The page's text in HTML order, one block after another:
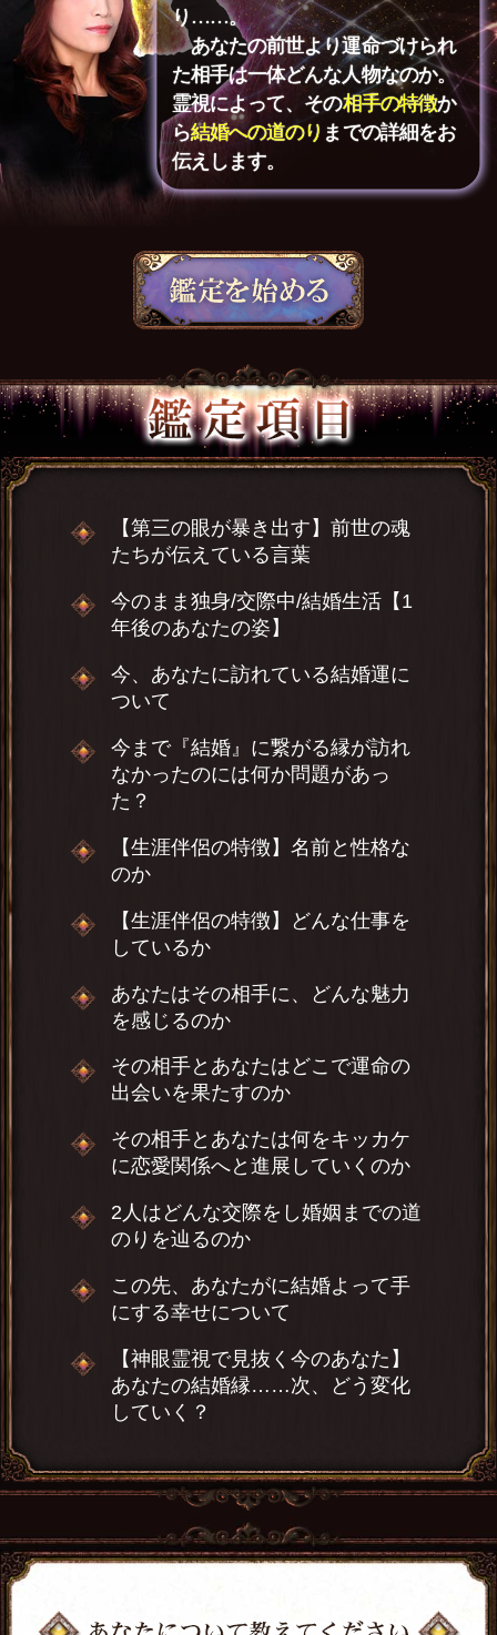
り……。
あなたの前世より運命づけられ
た相手は一体どんな人物なのか。
霊視によって、その相手の特徴か
ら結婚への道のり までの詳細をお
伝えします。
【第三の眼が暴き出す】前世の魂
たちが伝えている言葉
今のまま独身/交際中/結婚生活【1
年後のあなたの姿】
今、あなたに訪れている結婚運に
ついて
今まで『結婚』に繋がる縁が訪れ
なかったのには何か問題があっ
た？
【生涯伴侶の特徴】名前と性格な
のか
【生涯伴侶の特徴】どんな仕事を
しているか
あなたはその相手に、どんな魅力
を感じるのか
その相手とあなたはどこで運命の
出会いを果たすのか
その相手とあなたは何をキッカケ
に恋愛関係へと進展していくのか
2人はどんな交際をし婚姻までの道
のりを辿るのか
この先、あなたがに結婚よって手
にする幸せについて
【神眼霊視で見抜く今のあなた】
あなたの結婚縁……次、どう変化
していく？